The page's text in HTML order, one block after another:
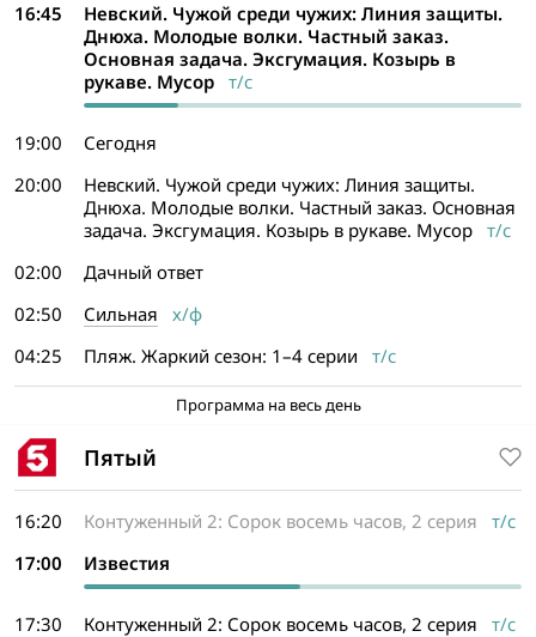
16:45
Невский. Чужой среди чужих: Линия защиты.
Днюха. Молодые волки. Частный заказ.
Основная задача. Эксгумация. Козырь в
рукаве. Мусор т/с
19:00
Сегодня
20:00
Невский. Чужой среди чужих: Линия защиты.
Днюха. Молодые волки. Частный заказ. Основная
задача. Эксгумация. Козырь в рукаве. Мусор т/с
02:00
Дачный ответ
02:50
Сильная х/ф
04:25
Пляж. Жаркий сезон: 1–4 серии т/с
Программа на весь день
Пятый
16:20 Контуженный 2: Сорок восемь часов, 2 серия т/с
17:00
Известия
17:30 Контуженный 2: Сорок восемь часов, 2 серия т/с